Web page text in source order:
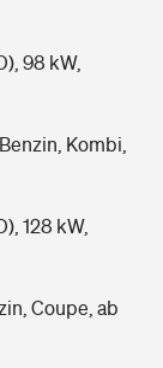
98 kW,
Kombi,
128 kW,
Coupe, ab